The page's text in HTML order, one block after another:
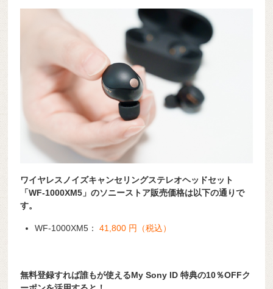
ワイヤレスノイズキャンセリングステレオヘッドセット
「WF-1000XM5」のソニーストア販売価格は以下の通りで
す。
WF-1000XM5： 41,800 円（税込）
無料登録すれば誰もが使えるMy Sony ID 特典の10％OFFク